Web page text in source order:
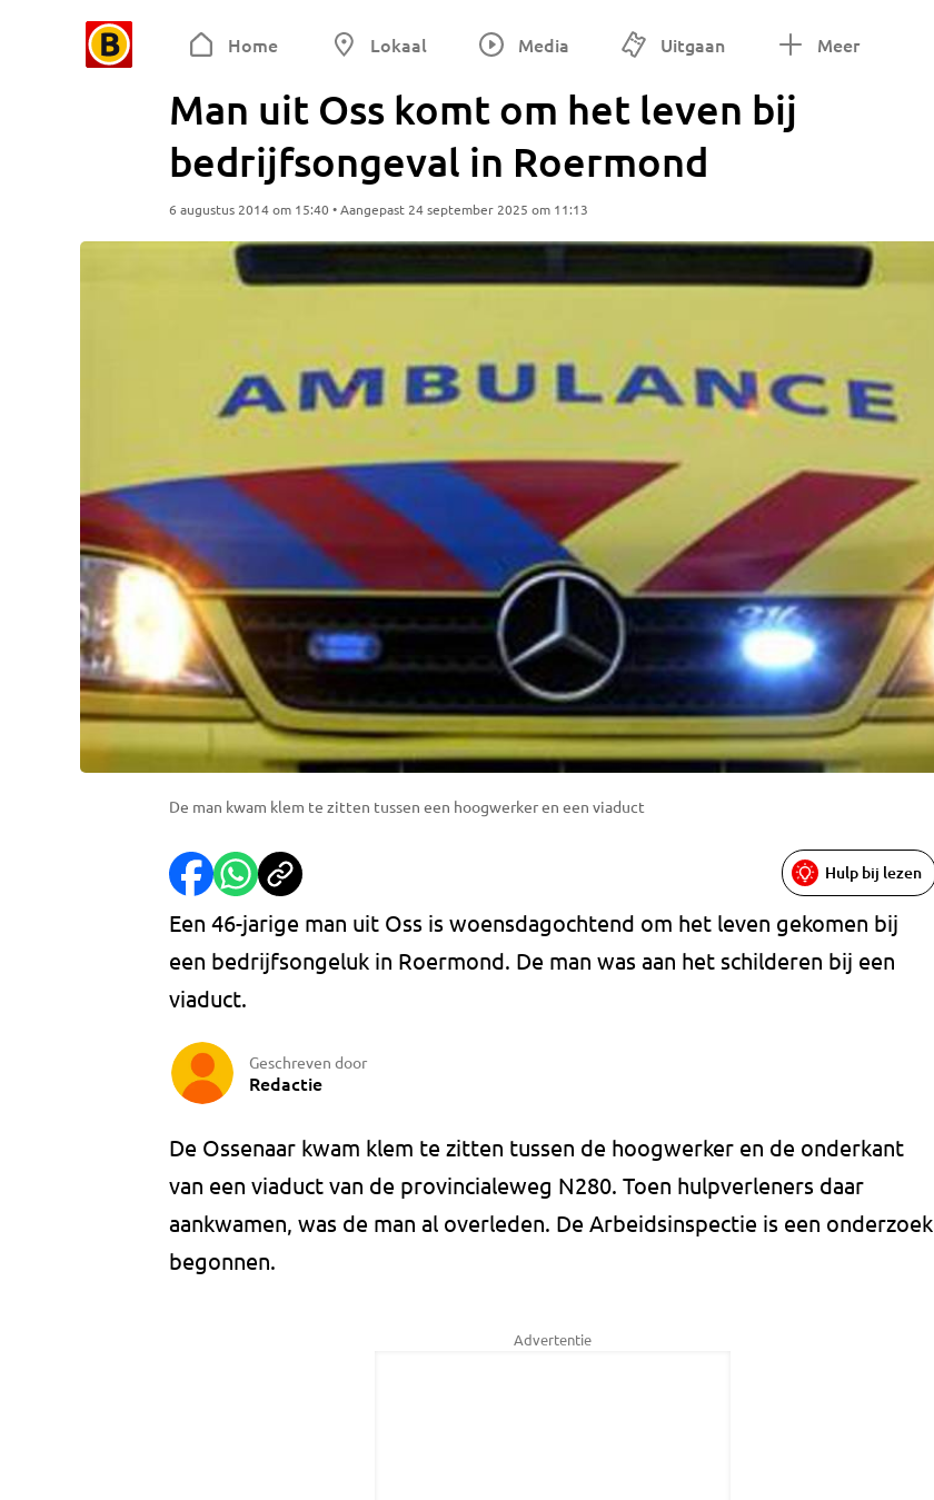
Home Lokaal Media Uitgaan Meer
Man uit Oss komt om het leven bij
bedrijfsongeval in Roermond
6 augustus 2014 om 15:40 • Aangepast 24 september 2025 om 11:13
De man kwam klem te zitten tussen een hoogwerker en een viaduct
Hulp bij lezen
Een 46-jarige man uit Oss is woensdagochtend om het leven gekomen bij
een bedrijfsongeluk in Roermond. De man was aan het schilderen bij een
viaduct.
Geschreven door
Redactie
De Ossenaar kwam klem te zitten tussen de hoogwerker en de onderkant
van een viaduct van de provincialeweg N280. Toen hulpverleners daar
aankwamen, was de man al overleden. De Arbeidsinspectie is een onderzoek
begonnen.
Advertentie